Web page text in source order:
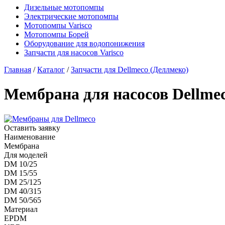
Дизельные мотопомпы
Электрические мотопомпы
Мотопомпы Varisco
Мотопомпы Борей
Оборудование для водопонижения
Запчасти для насосов Varisco
Главная / Каталог / Запчасти для Dellmeco (Деллмеко)
Мембрана для насосов
Оставить заявку
Наименование
Мембрана
Для моделей
DM 10/25
DM 15/55
DM 25/125
DM 40/315
DM 50/565
Материал
EPDM